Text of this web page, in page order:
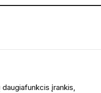
įrankis,